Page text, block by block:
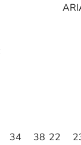
34 38 41
22